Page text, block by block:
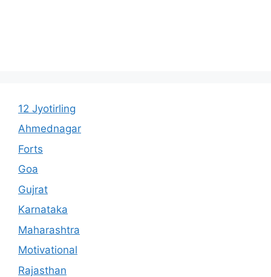
12 Jyotirling
Ahmednagar
Forts
Goa
Gujrat
Karnataka
Maharashtra
Motivational
Rajasthan